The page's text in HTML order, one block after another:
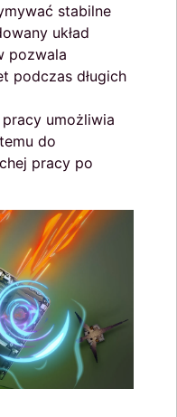
stabilne
układ
pozwala
podczas długich
umożliwia
do
pracy po